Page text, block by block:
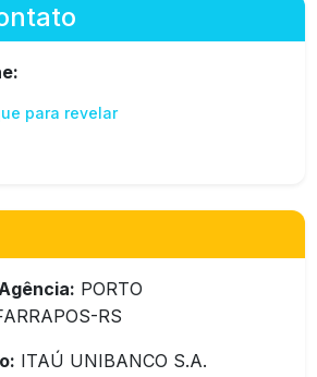
para revelar
PORTO
RS
ITAÚ UNIBANCO S.A.